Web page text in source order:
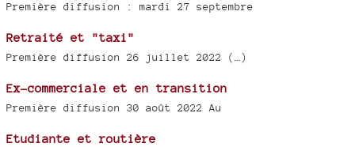
Première diffusion : mardi 27 septembre
Retraité et "taxi"
Première diffusion 26 juillet 2022 (…)
Ex-commerciale et en transition
Première diffusion 30 août 2022 Au
Etudiante et routière